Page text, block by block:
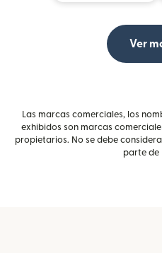
Ver
Las marcas comerciales, los
exhibidos son marcas
propietarios. No se debe
parte de